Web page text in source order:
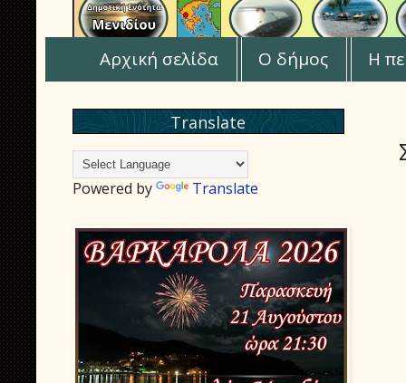
Αρχική σελίδα Ο δήμος Η
Translate
Powered by Translate